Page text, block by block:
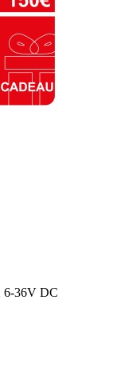
6-36V DC